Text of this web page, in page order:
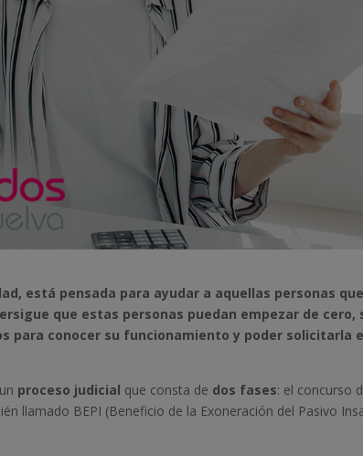
está pensada para ayudar a aquellas personas
que estas personas puedan empezar de cero,
para conocer su funcionamiento y poder solicitarla
proceso judicial que consta de dos fases: el concurso
llamado BEPI (Beneficio de la Exoneración del Pasivo